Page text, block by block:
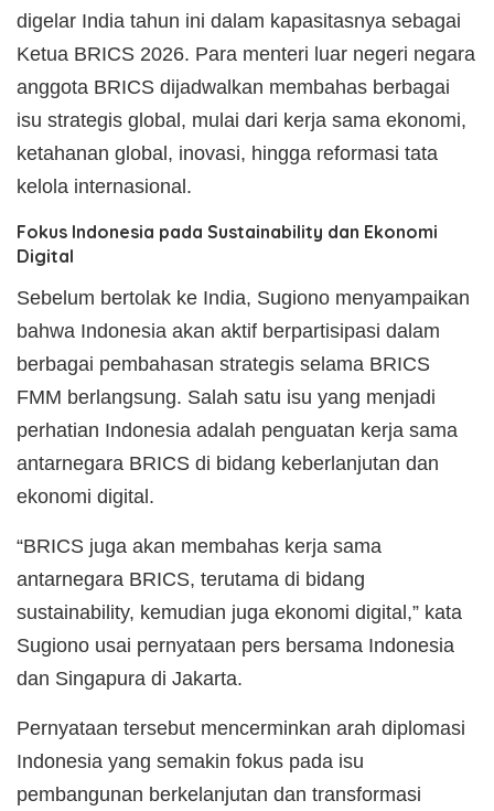
digelar India tahun ini dalam kapasitasnya sebagai
Ketua BRICS 2026. Para menteri luar negeri negara
anggota BRICS dijadwalkan membahas berbagai
isu strategis global, mulai dari kerja sama ekonomi,
ketahanan global, inovasi, hingga reformasi tata
kelola internasional.
Fokus Indonesia pada Sustainability dan Ekonomi
Digital
Sebelum bertolak ke India, Sugiono menyampaikan
bahwa Indonesia akan aktif berpartisipasi dalam
berbagai pembahasan strategis selama BRICS
FMM berlangsung. Salah satu isu yang menjadi
perhatian Indonesia adalah penguatan kerja sama
antarnegara BRICS di bidang keberlanjutan dan
ekonomi digital.
“BRICS juga akan membahas kerja sama
antarnegara BRICS, terutama di bidang
sustainability, kemudian juga ekonomi digital,” kata
Sugiono usai pernyataan pers bersama Indonesia
dan Singapura di Jakarta.
Pernyataan tersebut mencerminkan arah diplomasi
Indonesia yang semakin fokus pada isu
pembangunan berkelanjutan dan transformasi